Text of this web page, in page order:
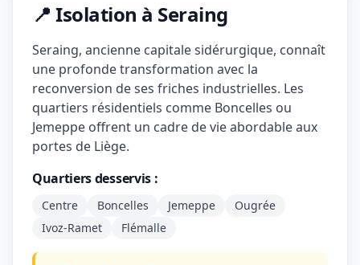
📍 Isolation à Seraing
Seraing, ancienne capitale sidérurgique, connaît
une profonde transformation avec la
reconversion de ses friches industrielles. Les
quartiers résidentiels comme Boncelles ou
Jemeppe offrent un cadre de vie abordable aux
portes de Liège.
Quartiers desservis :
Centre Boncelles Jemeppe
Ougrée
Ivoz-Ramet
Flémalle